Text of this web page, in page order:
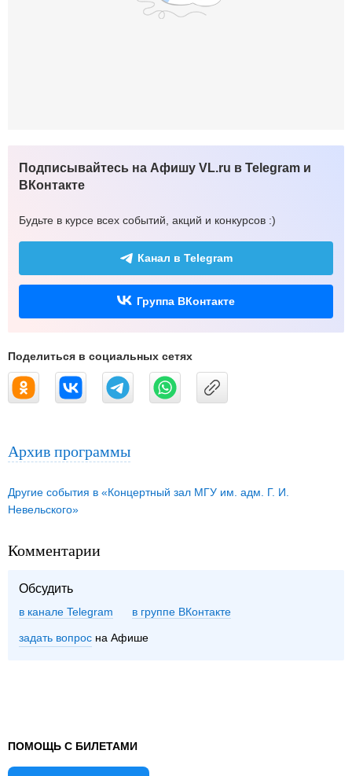
Подписывайтесь на Афишу VL.ru в Telegram и
ВКонтакте
Будьте в курсе всех событий, акций и конкурсов :)
Канал в Telegram
Группа ВКонтакте
Поделиться в социальных сетях
Архив программы
Другие события в «Концертный зал МГУ им. адм. Г. И.
Невельского»
Комментарии
Обсудить
в канале Telegram группе ВКонтакте
задать вопрос на Афише
ПОМОЩЬ С БИЛЕТАМИ